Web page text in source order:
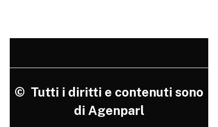
© Tutti i diritti e contenuti sono
di Agenparl